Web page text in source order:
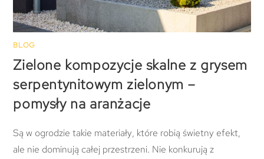
BLOG
Zielone kompozycje skalne z grysem
serpentynitowym zielonym –
pomysły na aranżacje
Są w ogrodzie takie materiały, które robią świetny efekt,
ale nie dominują całej przestrzeni. Nie konkurują z